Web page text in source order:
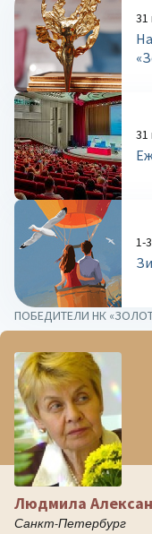
31
31
1-
ПОБЕДИТЕЛИ НК
Людмила
Санкт-Петербург